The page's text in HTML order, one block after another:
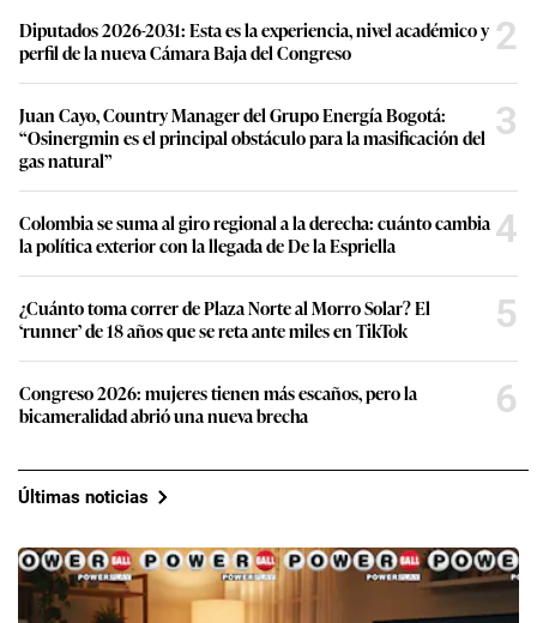
Diputados 2026-2031: Esta es la experiencia, nivel académico y
perfil de la nueva Cámara Baja del Congreso
2
Juan Cayo, Country Manager del Grupo Energía Bogotá:
“Osinergmin es el principal obstáculo para la masificación del
gas natural”
3
Colombia se suma al giro regional a la derecha: cuánto cambia
la política exterior con la llegada de De la Espriella
4
¿Cuánto toma correr de Plaza Norte al Morro Solar? El
‘runner’ de 18 años que se reta ante miles en TikTok
5
Congreso 2026: mujeres tienen más escaños, pero la
bicameralidad abrió una nueva brecha
6
Últimas noticias